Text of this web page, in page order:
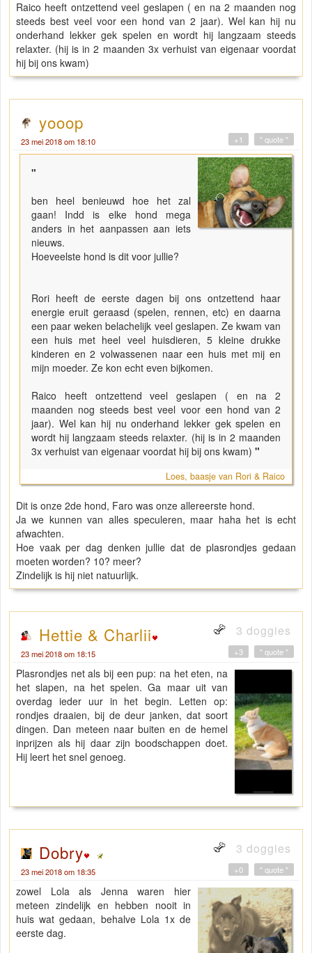
Raico heeft ontzettend veel geslapen ( en na 2 maanden nog
steeds best veel voor een hond van 2 jaar). Wel kan hij nu
onderhand lekker gek spelen en wordt hij langzaam steeds
relaxter. (hij is in 2 maanden 3x verhuist van eigenaar voordat
hij bij ons kwam)
yooop
23 mei 2018 om 18:10 " quote "
+1
"
ben heel benieuwd hoe het zal
gaan! Indd is elke hond mega
anders in het aanpassen aan iets
nieuws.
Hoeveelste hond is dit voor jullie?
Rori heeft de eerste dagen bij ons ontzettend haar
energie eruit geraasd (spelen, rennen, etc) en daarna
een paar weken belachelijk veel geslapen. Ze kwam van
een huis met heel veel huisdieren, 5 kleine drukke
kinderen en 2 volwassenen naar een huis met mij en
mijn moeder. Ze kon echt even bijkomen.
Raico heeft ontzettend veel geslapen ( en na 2
maanden nog steeds best veel voor een hond van 2
jaar). Wel kan hij nu onderhand lekker gek spelen en
wordt hij langzaam steeds relaxter. (hij is in 2 maanden
3x verhuist van eigenaar voordat hij bij ons kwam) "
Loes, baasje van Rori & Raico
Dit is onze 2de hond, Faro was onze allereerste hond.
Ja we kunnen van alles speculeren, maar haha het is echt
afwachten.
Hoe vaak per dag denken jullie dat de plasrondjes gedaan
moeten worden? 10? meer?
Zindelijk is hij niet natuurlijk.
Hettie & Charlii 3 doggies
23 mei 2018 om 18:15 " quote "
+3
Plasrondjes net als bij een pup: na het eten, na
het slapen, na het spelen. Ga maar uit van
overdag ieder uur in het begin. Letten op:
rondjes draaien, bij de deur janken, dat soort
dingen. Dan meteen naar buiten en de hemel
inprijzen als hij daar zijn boodschappen doet.
Hij leert het snel genoeg.
Dobry 3 doggies
23 mei 2018 om 18:35 " quote "
+0
zowel Lola als Jenna waren hier
meteen zindelijk en hebben nooit in
huis wat gedaan, behalve Lola 1x de
eerste dag.